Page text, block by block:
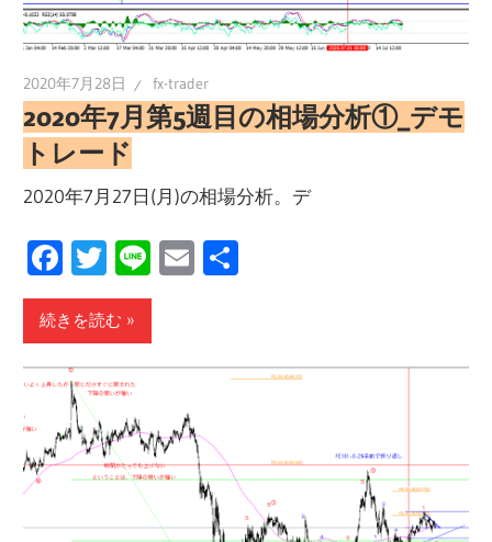
2020年7月28日 fx-trader
2020年7月第5週目の相場分析①_デモ
トレード
2020年7月27日(月)の相場分析。デ
Facebook
Twitter
LineEmail
続きを読む